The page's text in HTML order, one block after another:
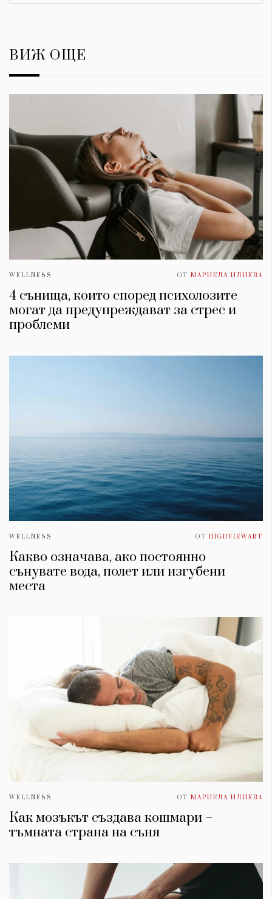
ВИЖ ОЩЕ
WELLNESS ОТ МАРИЕЛА ИЛИЕВА
4 сънища, които според психолозите
могат да предупреждават за стрес и
проблеми
WELLNESS ОТ HIGHVIEWART
Какво означава, ако постоянно
сънувате вода, полет или изгубени
места
WELLNESS ОТ МАРИЕЛА ИЛИЕВА
Как мозъкът създава кошмари –
тъмната страна на съня